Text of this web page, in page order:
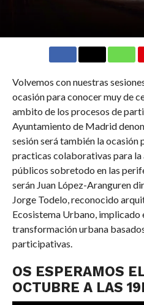
Volvemos con nuestras
ocasión para conocer muy de
ambito de los procesos de
Ayuntamiento de Madrid
sesión será también la ocasión
practicas colaborativas para la
públicos sobretodo en las
serán Juan López-Aranguren
Jorge Todelo, reconocido
Ecosistema Urbano,
transformación urbana
participativas.
OS ESPERAMOS
OCTUBRE A LAS